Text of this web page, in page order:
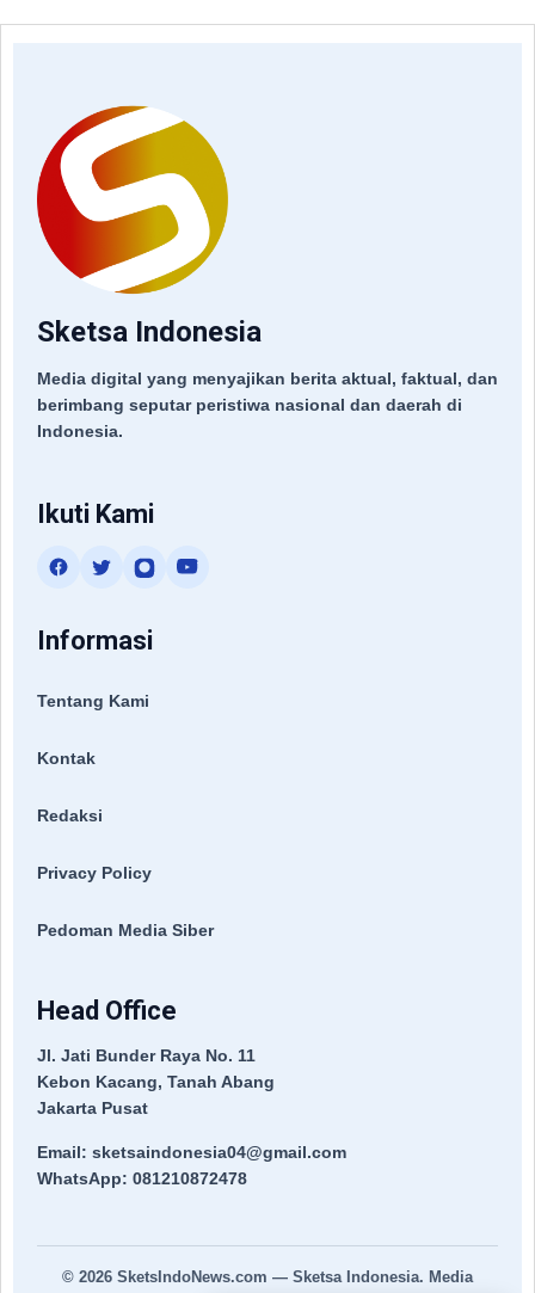
Sketsa Indonesia
Media digital yang menyajikan berita aktual, faktual, dan
berimbang seputar peristiwa nasional dan daerah di
Indonesia.
Ikuti Kami
Informasi
Tentang Kami
Kontak
Redaksi
Privacy Policy
Pedoman Media Siber
Head Office
Jl. Jati Bunder Raya No. 11
Kebon Kacang, Tanah Abang
Jakarta Pusat
Email: sketsaindonesia04@gmail.com
WhatsApp: 081210872478
© 2026 SketsIndoNews.com — Sketsa Indonesia. Media